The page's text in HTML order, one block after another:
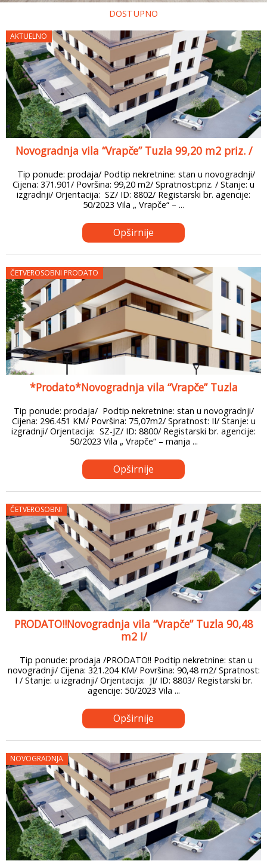
DOSTUPNO
AKTUELNO
Novogradnja vila “Vrapče” Tuzla 99,20 m2 priz. /
Tip ponude: prodaja/ Podtip nekretnine: stan u novogradnji/
Cijena: 371.901/ Površina: 99,20 m2/ Spratnost:priz. / Stanje: u
izgradnji/ Orjentacija: SZ/ ID: 8802/ Registarski br. agencije:
50/2023 Vila „ Vrapče“ – ...
Opširnije
ČETVEROSOBNI PRODATO
*Prodato*Novogradnja vila “Vrapče” Tuzla
Tip ponude: prodaja/ Podtip nekretnine: stan u novogradnji/
Cijena: 296.451 KM/ Površina: 75,07m2/ Spratnost: II/ Stanje: u
izgradnji/ Orjentacija: SZ-JZ/ ID: 8800/ Registarski br. agencije:
50/2023 Vila „ Vrapče“ – manja ...
Opširnije
ČETVEROSOBNI
PRODATO!!Novogradnja vila “Vrapče” Tuzla 90,48
m2 I/
Tip ponude: prodaja /PRODATO!! Podtip nekretnine: stan u
novogradnji/ Cijena: 321.204 KM/ Površina: 90,48 m2/ Spratnost:
I / Stanje: u izgradnji/ Orjentacija: JI/ ID: 8803/ Registarski br.
agencije: 50/2023 Vila ...
Opširnije
NOVOGRADNJA